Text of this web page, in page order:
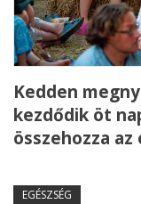
Kedden
kezdődik öt
összehozza
EGÉSZSÉG